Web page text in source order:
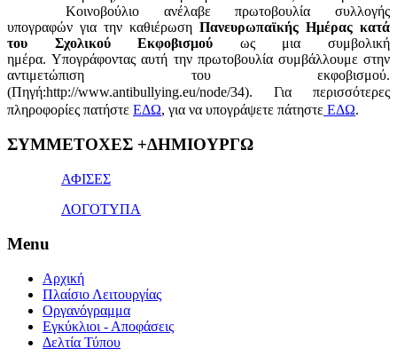
Κοινοβούλιο ανέλαβε πρωτοβουλία συλλογής
υπογραφών για την καθιέρωση Πανευρωπαϊκής Ημέρας κατά
του Σχολικού Εκφοβισμού ως μια συμβολική
ημέρα. Υπογράφοντας αυτή την πρωτοβουλία συμβάλλουμε στην
αντιμετώπιση του εκφοβισμού.
(Πηγή:http://www.antibullying.eu/node/34). Για περισσότερες
πληροφορίες πατήστε ΕΔΩ, για να υπογράψετε πάτηστε ΕΔΩ.
1x
ΣΥΜΜΕΤΟΧΕΣ +ΔΗΜΙΟΥΡΓΩ
ΑΦΙΣΕΣ
ΛΟΓΟΤΥΠΑ
Menu
Αρχική
Πλαίσιο Λειτουργίας
Οργανόγραμμα
Εγκύκλιοι - Αποφάσεις
Δελτία Τύπου